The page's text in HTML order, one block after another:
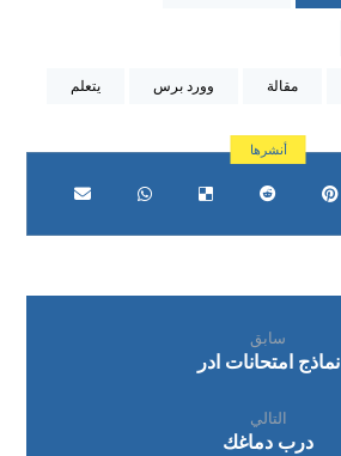
مقالة وورد برس يتعلم
سابق
نماذج امتحانات ادر
التالي
درب دماغك